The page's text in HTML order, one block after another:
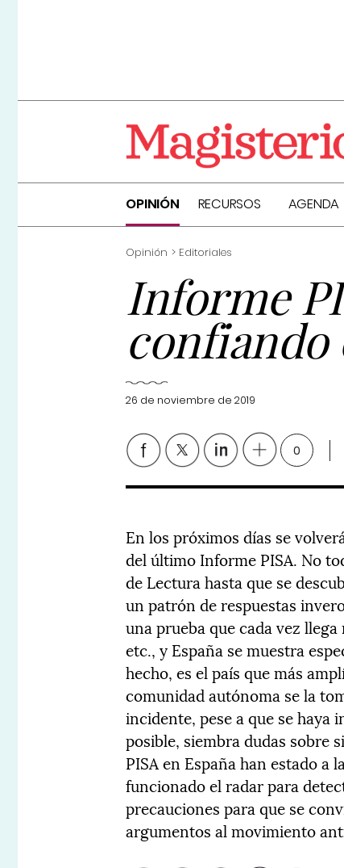
OPINIÓN RECURSOS AGENDA
Opinión Editoriales
Informe
confiando
26 de noviembre de 2019
0
En los próximos días se
del último Informe PISA. No
de Lectura hasta que se
un patrón de respuestas
una prueba que cada vez
etc., y España se muestra
hecho, es el país que más
comunidad autónoma se la
incidente, pese a que se haya
posible, siembra dudas sobre
PISA en España han estado a
funcionado el radar para
precauciones para que se
argumentos al movimiento